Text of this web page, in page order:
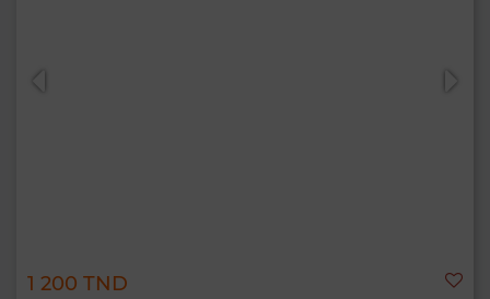
1 200 TND